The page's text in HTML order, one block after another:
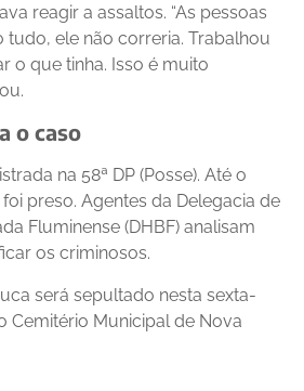
reagir a assaltos. “As pessoas
ele não correria. Trabalhou
o que tinha. Isso é muito
o caso
na 58ª DP (Posse). Até o
preso. Agentes da Delegacia de
Fluminense (DHBF) analisam
os criminosos.
será sepultado nesta sexta-
Cemitério Municipal de Nova